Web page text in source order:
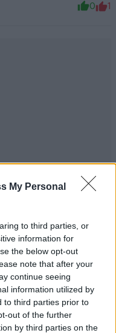
My Personal
to third parties, or
information for
the below opt-out
note that after your
continue seeing
information utilized by
to third parties prior to
out of the further
by third parties on the
0 1
13:26
0